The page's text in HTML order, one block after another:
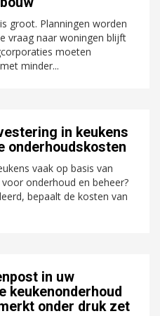
groot. Planningen worden
vraag naar woningen blijft
moeten
minder...
in keukens
onderhoudskosten
vaak op basis van
onderhoud en beheer?
bepaalt de kosten van
in uw
keukenonderhoud
onder druk zet